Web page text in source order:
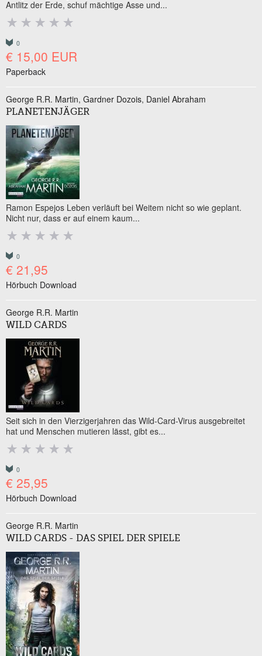
Antlitz der Erde, schuf mächtige Asse und...
0
€ 15,00 EUR
Paperback
George R.R. Martin Gardner Dozois Daniel Abraham
PLANETENJÄGER
Ramon Espejos Leben verläuft bei Weitem nicht so wie geplant.
Nicht nur, dass er auf einem kaum...
0
€ 21,95
Hörbuch Download
George R.R. Martin
WILD CARDS
Seit sich in den Vierzigerjahren das Wild-Card-Virus ausgebreitet
hat und Menschen mutieren lässt, gibt es...
0
€ 25,95
Hörbuch Download
George R.R. Martin
WILD CARDS - DAS SPIEL DER SPIELE